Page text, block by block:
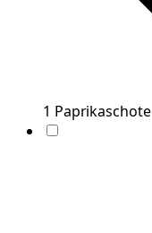
1 Paprikaschote